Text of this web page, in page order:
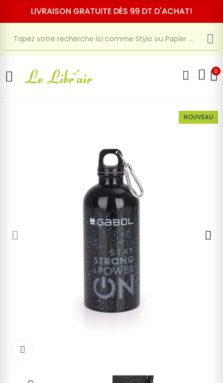
LIVRAISON GRATUITE DÈS 99 DT D'ACHAT!
0
NOUVEAU